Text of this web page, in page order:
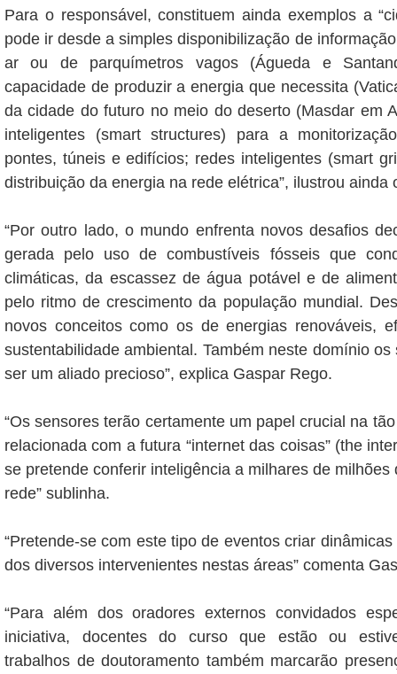
Para o responsável, constituem ainda exemplos a
pode ir desde a simples disponibilização de
ar ou de parquímetros vagos (Águeda e
capacidade de produzir a energia que necessita
da cidade do futuro no meio do deserto (Masdar em
inteligentes (smart structures) para a
pontes, túneis e edifícios; redes inteligentes (smart
distribuição da energia na rede elétrica”, ilustrou ainda
“Por outro lado, o mundo enfrenta novos desafios
gerada pelo uso de combustíveis fósseis que
climáticas, da escassez de água potável e de
pelo ritmo de crescimento da população mundial.
novos conceitos como os de energias renováveis,
sustentabilidade ambiental. Também neste domínio
ser um aliado precioso”, explica Gaspar Rego.
“Os sensores terão certamente um papel crucial na
relacionada com a futura “internet das coisas” (the
se pretende conferir inteligência a milhares de milhões
rede” sublinha.
“Pretende-se com este tipo de eventos criar
dos diversos intervenientes nestas áreas” comenta
“Para além dos oradores externos convidados
iniciativa, docentes do curso que estão ou
trabalhos de doutoramento também marcarão